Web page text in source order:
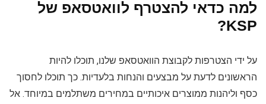
למה כדאי להצטרף לוואטסאפ של
KSP?
על ידי הצטרפות לקבוצת הוואטסאפ שלנו, תוכלו להיות
הראשונים לדעת על מבצעים והנחות בלעדיות. כך תוכלו לחסוך
כסף וליהנות ממוצרים איכותיים במחירים משתלמים במיוחד. אל